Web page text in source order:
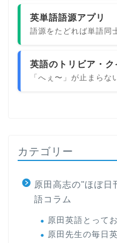
英単語語源アプリ
語源をたどれば単語同
英語のトリビア・ク
「へぇ〜」が止まら
カテゴリー
原田高志の"ほぼ日
語コラム
原田英語とって
原田先生の毎日英